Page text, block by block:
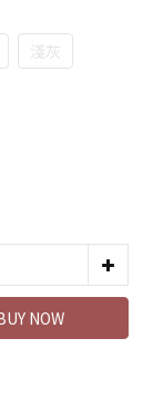
淺灰
NOW